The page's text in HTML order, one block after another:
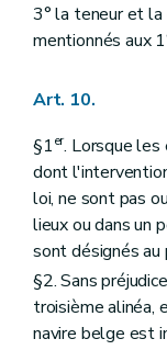
3° la teneur et
mentionnés aux
Art. 10.
§1er. Lorsque
dont
loi, ne sont pas
lieux ou dans un
sont désignés au
§2. Sans
troisième alinéa,
navire belge est